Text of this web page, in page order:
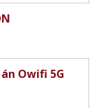
Owifi 5G